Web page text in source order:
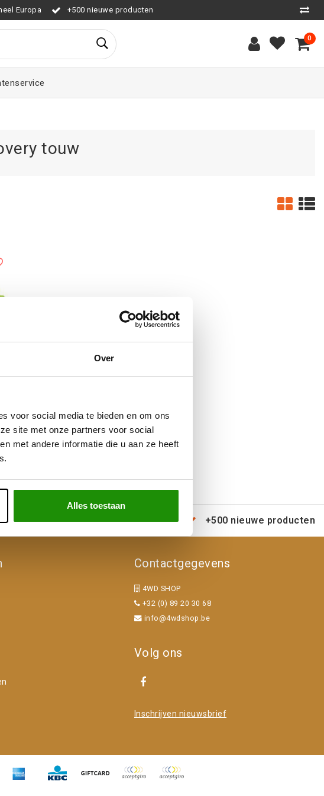
Over
voor social media te bieden en om ons
site met onze partners voor social
met andere informatie die u aan ze heeft
Alles toestaan
Europa +500 nieuwe producten
0
touw
Verzending door heel Europa +500 nieuwe producten
Contactgegevens
4WD SHOP
+32 (0) 89 20 30 68
info@4wdshop.be
Volg ons
Inschrijven nieuwsbrief